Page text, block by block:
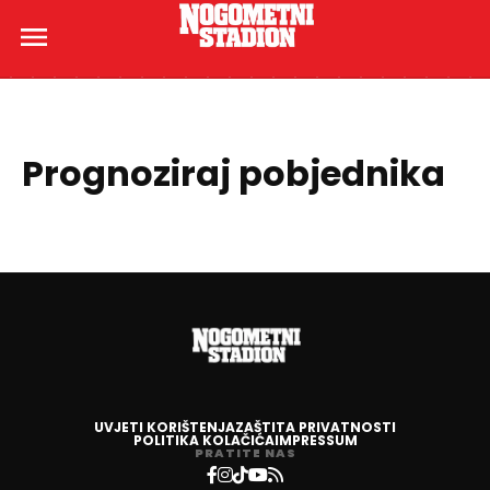
Prognoziraj pobjednika
UVJETI KORIŠTENJAZAŠTITA PRIVATNOSTI
POLITIKA KOLAČIĆAIMPRESSUM
PRATITE NAS